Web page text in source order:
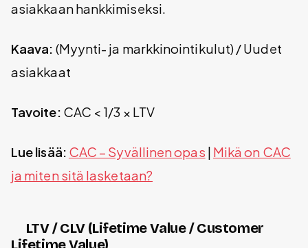
asiakkaan hankkimiseksi.
Kaava: (Myynti- ja markkinointikulut) / Uudet
asiakkaat
Tavoite: CAC < 1/3 × LTV
Lue lisää: CAC – Syvällinen opas | Mikä on CAC
ja miten sitä lasketaan?
LTV / CLV (Lifetime Value / Customer